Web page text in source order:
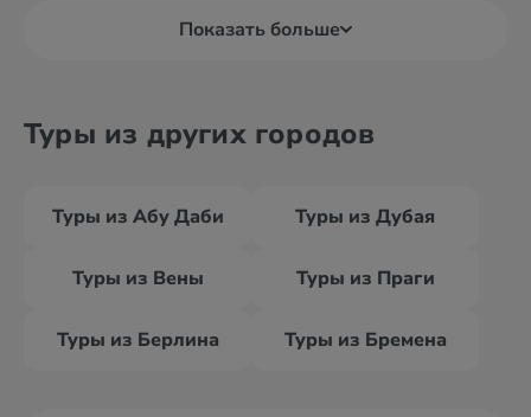
Показать больше
Туры из других городов
Туры из Абу Даби Туры из Дубая
Туры из Вены Туры из Праги
Туры из Берлина Туры из Бремена